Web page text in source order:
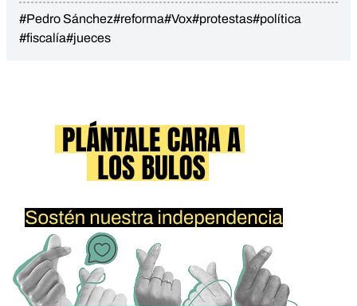
#Pedro Sánchez#reforma#Vox#protestas#política
#fiscalía#jueces